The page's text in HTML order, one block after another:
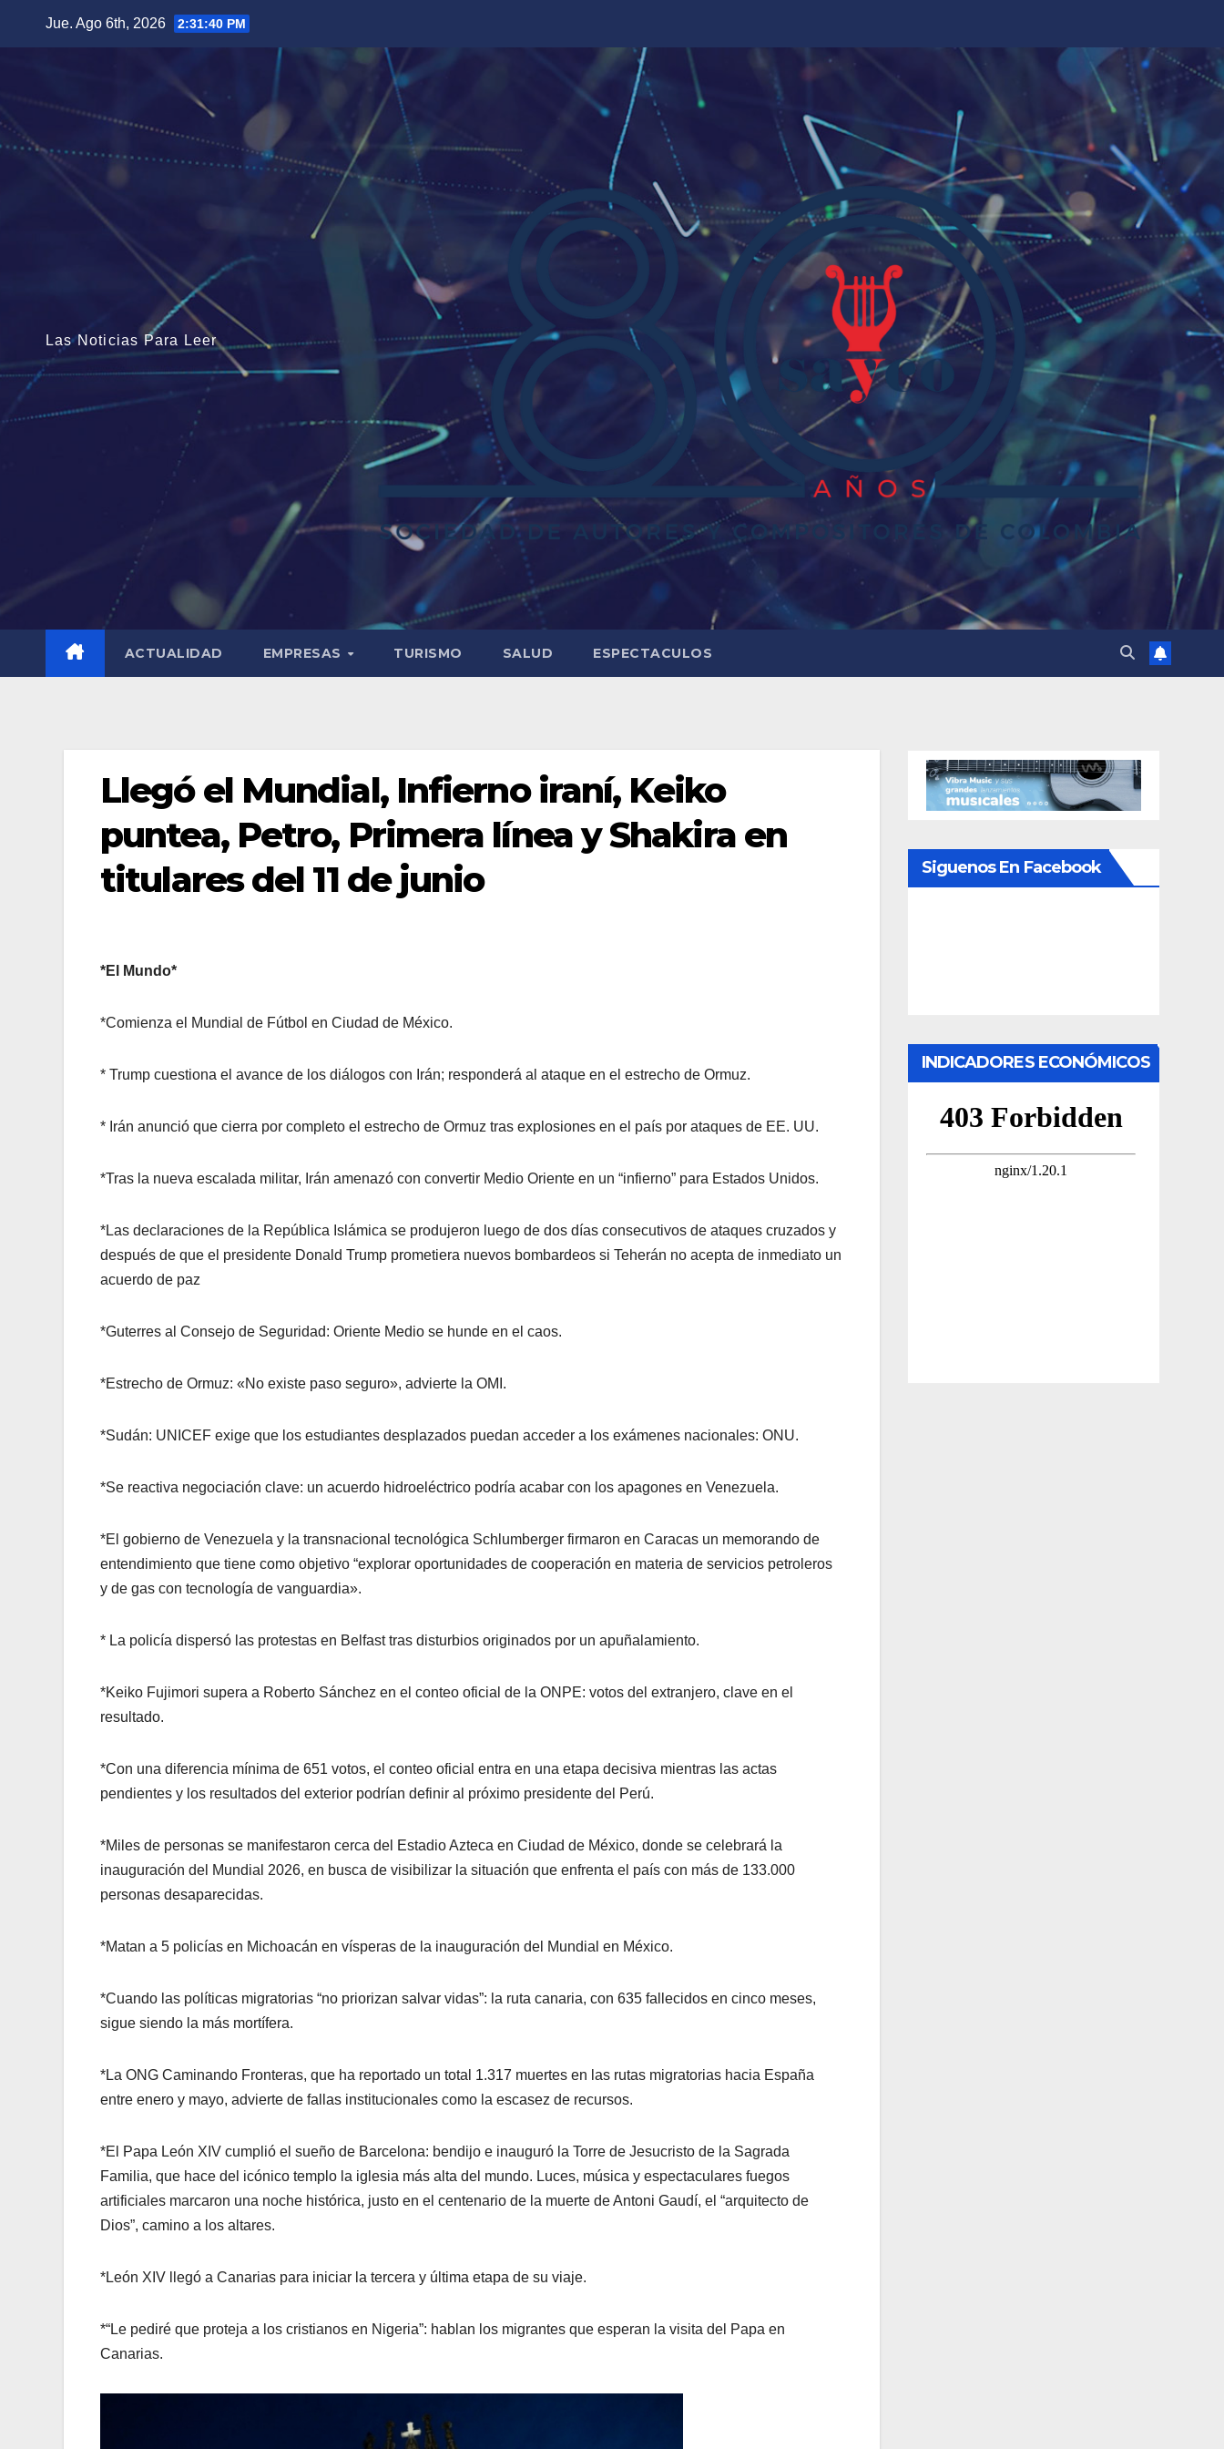
Jue. Ago 6th, 2026 2:31:41 PM
Las Noticias Para Leer
ACTUALIDAD EMPRESAS TURISMO SALUD ESPECTACULOS
Llegó el Mundial, Infierno iraní, Keiko
puntea, Petro, Primera línea y Shakira en
titulares del 11 de junio
*El Mundo*
*Comienza el Mundial de Fútbol en Ciudad de México.
* Trump cuestiona el avance de los diálogos con Irán; responderá al ataque en el estrecho de Ormuz.
* Irán anunció que cierra por completo el estrecho de Ormuz tras explosiones en el país por ataques de EE. UU.
*Tras la nueva escalada militar, Irán amenazó con convertir Medio Oriente en un “infierno” para Estados Unidos.
*Las declaraciones de la República Islámica se produjeron luego de dos días consecutivos de ataques cruzados y
después de que el presidente Donald Trump prometiera nuevos bombardeos si Teherán no acepta de inmediato un
acuerdo de paz
*Guterres al Consejo de Seguridad: Oriente Medio se hunde en el caos.
*Estrecho de Ormuz: «No existe paso seguro», advierte la OMI.
*Sudán: UNICEF exige que los estudiantes desplazados puedan acceder a los exámenes nacionales: ONU.
*Se reactiva negociación clave: un acuerdo hidroeléctrico podría acabar con los apagones en Venezuela.
*El gobierno de Venezuela y la transnacional tecnológica Schlumberger firmaron en Caracas un memorando de
entendimiento que tiene como objetivo “explorar oportunidades de cooperación en materia de servicios petroleros
y de gas con tecnología de vanguardia».
* La policía dispersó las protestas en Belfast tras disturbios originados por un apuñalamiento.
*Keiko Fujimori supera a Roberto Sánchez en el conteo oficial de la ONPE: votos del extranjero, clave en el
resultado.
*Con una diferencia mínima de 651 votos, el conteo oficial entra en una etapa decisiva mientras las actas
pendientes y los resultados del exterior podrían definir al próximo presidente del Perú.
*Miles de personas se manifestaron cerca del Estadio Azteca en Ciudad de México, donde se celebrará la
inauguración del Mundial 2026, en busca de visibilizar la situación que enfrenta el país con más de 133.000
personas desaparecidas.
*Matan a 5 policías en Michoacán en vísperas de la inauguración del Mundial en México.
*Cuando las políticas migratorias “no priorizan salvar vidas”: la ruta canaria, con 635 fallecidos en cinco meses,
sigue siendo la más mortífera.
*La ONG Caminando Fronteras, que ha reportado un total 1.317 muertes en las rutas migratorias hacia España
entre enero y mayo, advierte de fallas institucionales como la escasez de recursos.
*El Papa León XIV cumplió el sueño de Barcelona: bendijo e inauguró la Torre de Jesucristo de la Sagrada
Familia, que hace del icónico templo la iglesia más alta del mundo. Luces, música y espectaculares fuegos
artificiales marcaron una noche histórica, justo en el centenario de la muerte de Antoni Gaudí, el “arquitecto de
Dios”, camino a los altares.
*León XIV llegó a Canarias para iniciar la tercera y última etapa de su viaje.
*“Le pediré que proteja a los cristianos en Nigeria”: hablan los migrantes que esperan la visita del Papa en
Canarias.
Siguenos En Facebook
INDICADORES ECONÓMICOS